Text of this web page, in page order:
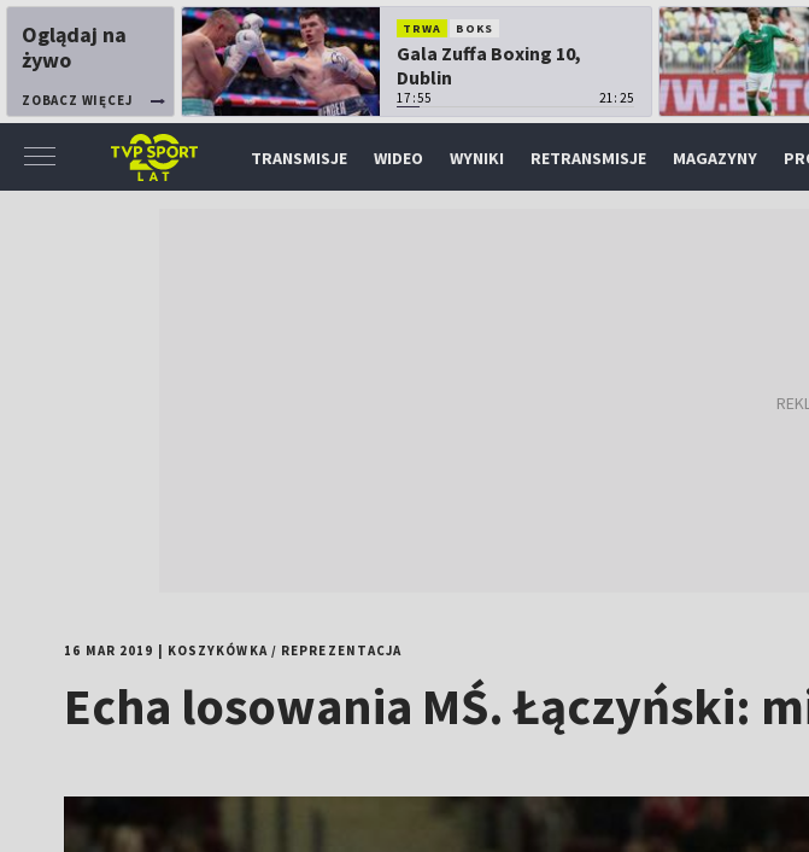
Oglądaj na
żywo
ZOBACZ WIĘCEJ
TRWA BOKS
Gala Zuffa Boxing 10,
Dublin
17:55 21:25
TRANSMISJE WIDEO WYNIKI RETRANSMISJE MAGAZYNY
16 MAR 2019 KOSZYKÓWKA/ REPREZENTACJA
Echa losowania MŚ. Łączyński: